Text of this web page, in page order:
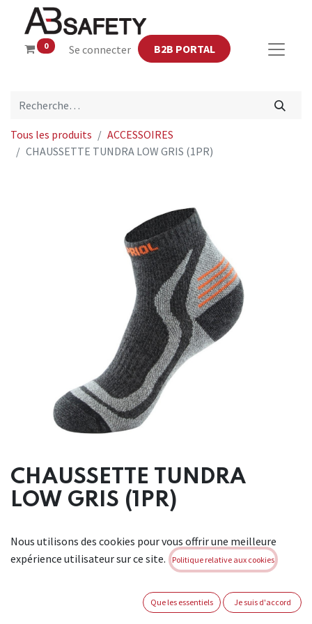
0 Se connecter B2B PORTAL
Tous les produits
ACCESSOIRES
CHAUSSETTE TUNDRA LOW GRIS (1PR)
CHAUSSETTE TUNDRA
LOW GRIS (1PR)
Protection amortie du tendon d’Achille. Structure amortie
comme amortisseur. Matériel : 75% coton - 20% polyamide -
Nous utilisons des cookies pour vous offrir une meilleure
expérience utilisateur sur ce site.
Politique relative aux cookies
Que les essentiels Je suis d'accord